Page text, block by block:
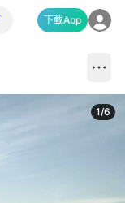
下載App
1/6